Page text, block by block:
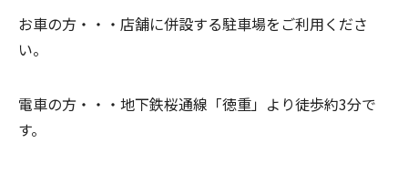
お車の方・・・ 店舗に併設する駐車場をご利用くださ
い。
電車の方・・・ 地下鉄桜通線「徳重」より徒歩約3分で
す。